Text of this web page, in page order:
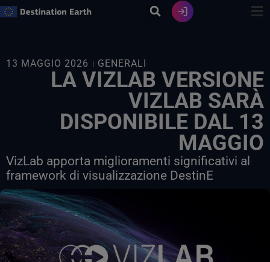
Vai
13 MAGGIO 2026 GENERALI
LA VIZLAB VERSIONE
VIZLAB SARÀ
DISPONIBILE DAL 13
MAGGIO
VizLab apporta miglioramenti significativi al
framework di visualizzazione DestinE